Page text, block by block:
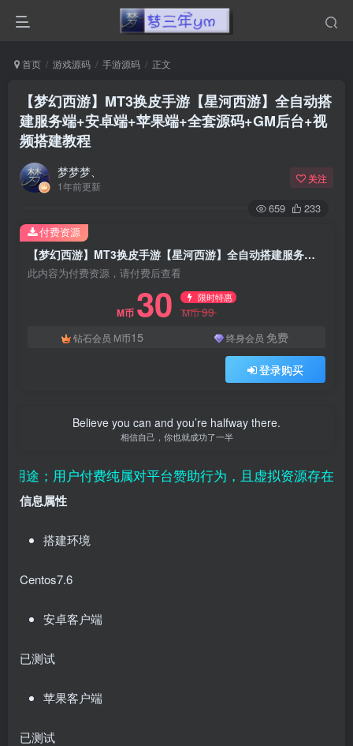
首页 游戏源码 手游源码 正文
【梦幻西游】MT3换皮手游【星河西游】全自动搭
建服务端+安卓端+苹果端+全套源码+GM后台+视
频搭建教程
梦梦梦、
1年前更新
关注
659 233
【梦幻西游】MT3换皮手游【星河西游】全自动搭建服务端+安卓端+苹果端+全套源码+GM后台+视频搭建教程
此内容为付费资源，请付费后查看
M币 30 限时特惠
M币99
钻石会员 M币15 终身会员 免费
登录购买
付费资源
Believe you can and you’re halfway there.
相信自己，你也就成功了一半
属对平台赞助行为，且虚拟资源存在可复制性，付款成
信息属性
搭建环境
Centos7.6
安卓客户端
已测试
苹果客户端
已测试